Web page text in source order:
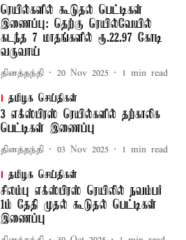
ரெயில்களில் கூடுதல் பெட்டிகள்
இணைப்பு: தெற்கு ரெயில்வேயில்
கடந்த 7 மாதங்களில் ரூ.22.97 கோடி
வருவாய்
தினத்தந்தி 20 Nov 2025 1 min read
தமிழக செய்திகள்
3 எக்ஸ்பிரஸ் ரெயில்களில் தற்காலிக
பெட்டிகள் இணைப்பு
தினத்தந்தி 03 Nov 2025 1 min read
தமிழக செய்திகள்
சிலம்பு எக்ஸ்பிரஸ் ரெயிலில் நவம்பர்
1ம் தேதி முதல் கூடுதல் பெட்டிகள்
இணைப்பு